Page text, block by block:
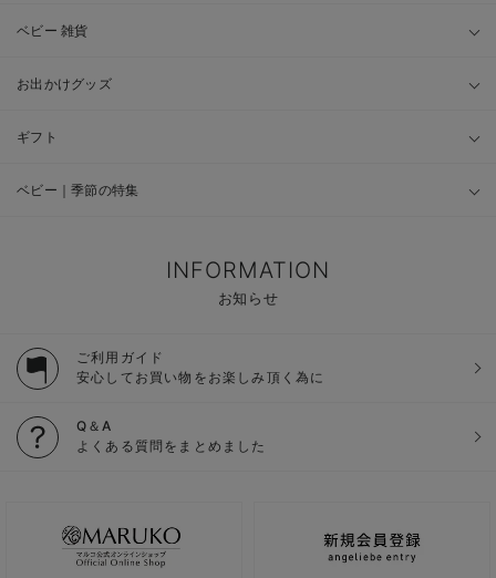
ベビー 雑貨
お出かけグッズ
ギフト
ベビー｜季節の特集
INFORMATION
お知らせ
ご利用ガイド
安心してお買い物をお楽しみ頂く為に
Q＆A
よくある質問をまとめました